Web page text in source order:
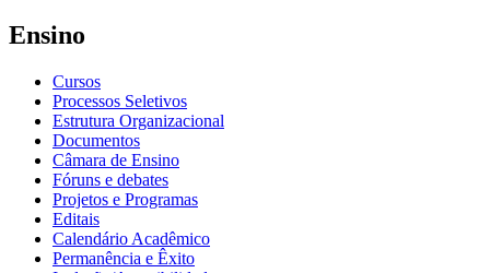
Ensino
Cursos
Processos Seletivos
Estrutura Organizacional
Documentos
Câmara de Ensino
Fóruns e debates
Projetos e Programas
Editais
Calendário Acadêmico
Permanência e Êxito